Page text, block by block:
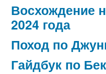
Восхождение
2024 года
Поход по
Гайдбук по